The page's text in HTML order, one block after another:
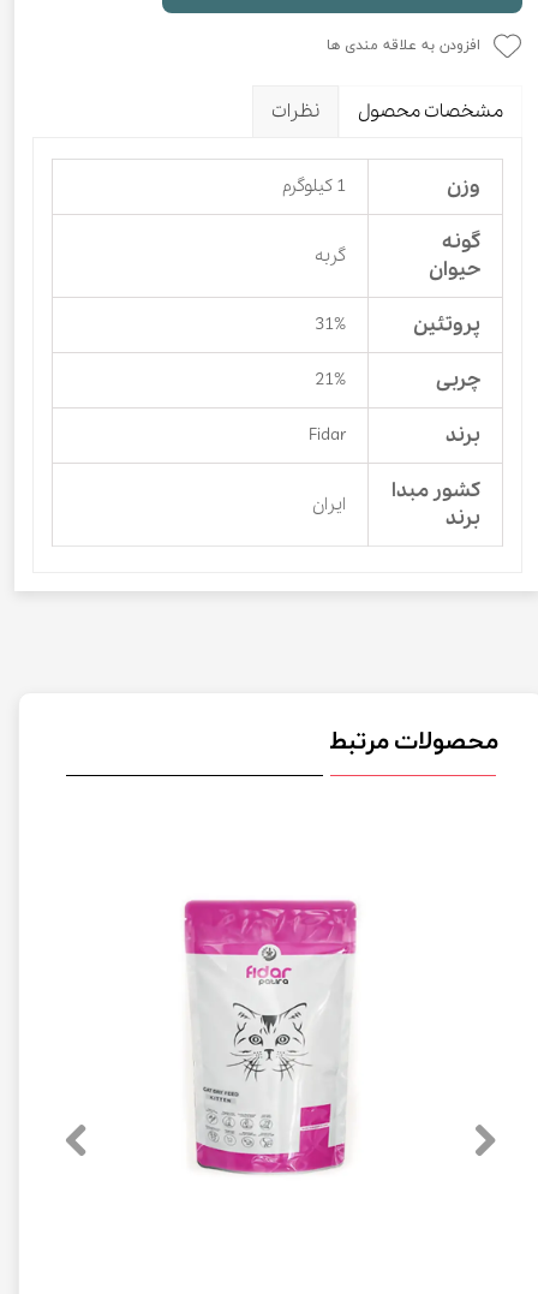
افزودن به علاقه مندی ها
مشخصات محصول نظرات
وزن 1 کیلوگرم
گونه
حیوان
گربه
پروتئین 31%
چربی 21%
برند Fidar
کشور مبدا
برند
ایران
محصولات مرتبط